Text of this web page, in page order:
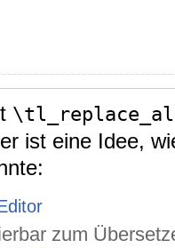
ist eine Idee,
zum